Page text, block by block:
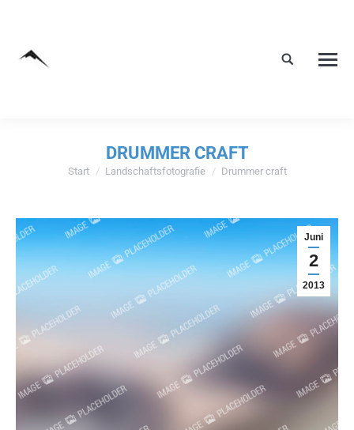
DRUMMER CRAFT
Sie befinden sich hier:
Start Landschaftsfotografie Drummer craft
Juni
2
2013